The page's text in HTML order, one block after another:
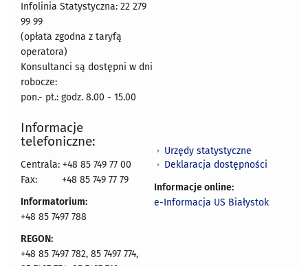
Infolinia Statystyczna: 22 279
99 99
(opłata zgodna z taryfą
operatora)
Konsultanci są dostępni w dni
robocze:
pon.- pt.: godz. 8.00 - 15.00
Informacje
telefoniczne:
Centrala: +48 85 749 77 00
Fax:
+48 85 749 77 79
Informatorium:
+48 85 7497 788
REGON:
+48 85 7497 782, 85 7497 774,
Urzędy statystyczne
Deklaracja dostępności
Informacje online:
e-Informacja US Białystok